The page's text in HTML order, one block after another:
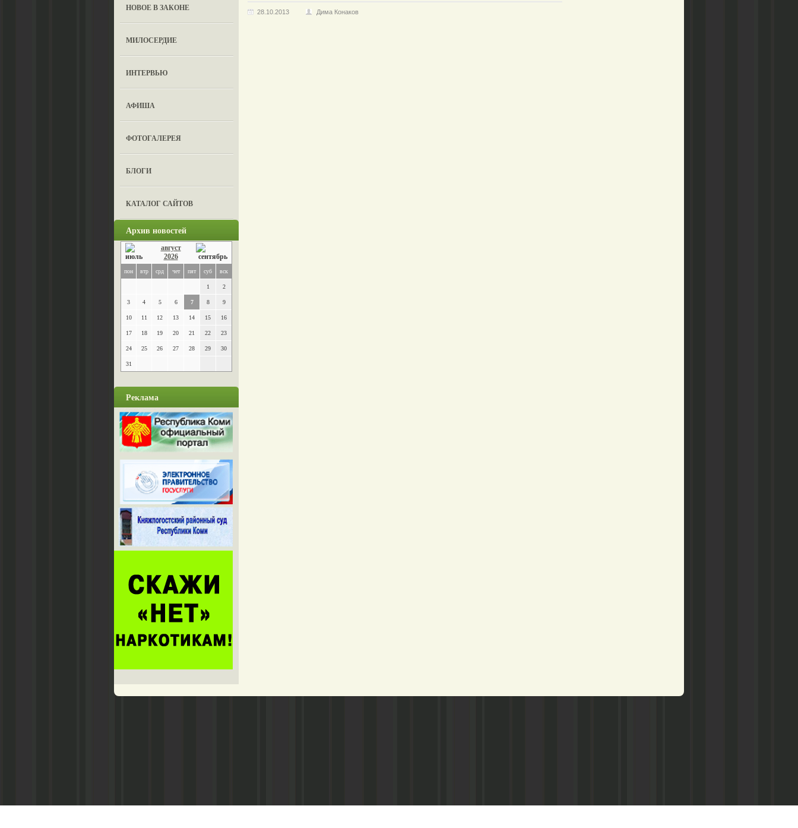
НОВОЕ В ЗАКОНЕ
МИЛОСЕРДИЕ
ИНТЕРВЬЮ
АФИША
ФОТОГАЛЕРЕЯ
БЛОГИ
КАТАЛОГ САЙТОВ
Архив новостей
август
2026
пон втр срд чет пят суб вск
1 2
3 4 5 6 7 8 9
10 11 12 13 14 15 16
17 18 19 20 21 22 23
24 25 26 27 28 29 30
31
Реклама
28.10.2013 Дима Конаков